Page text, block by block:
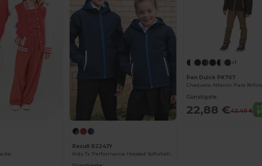
Result R224JY
Kids Tx Performance Hooded Softshell Jacket
+1
Pen Duick PK767
Chaqueta Atlantic Para Niños
Günstigste:
22,88 €42,40 €